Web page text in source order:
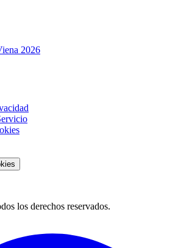
2026
los derechos reservados.